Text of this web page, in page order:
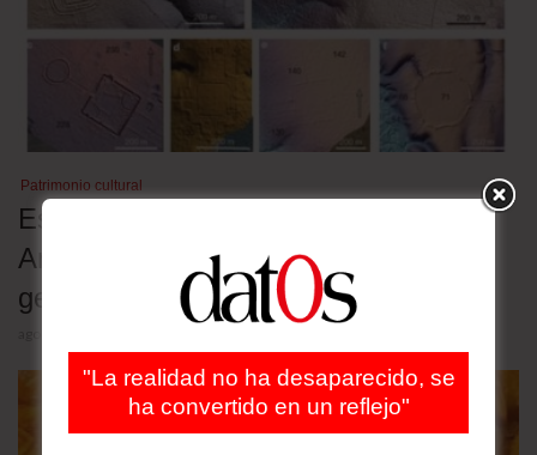
Patrimonio cultural
Estudio revela geoglifos ocultos en la
Amazonia y revive paralelo con
geometría de Pitágoras
"La realidad no ha desaparecido, se
ha convertido en un reflejo"